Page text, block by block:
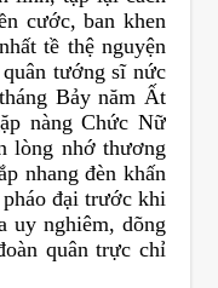
cước, ban khen
tề thệ nguyện
tướng sĩ nức
Bảy năm Ất
nàng Chức Nữ
lòng nhớ thương
nhang đèn khấn
đại trước khi
uy nghiêm, dõng
quân trực chỉ